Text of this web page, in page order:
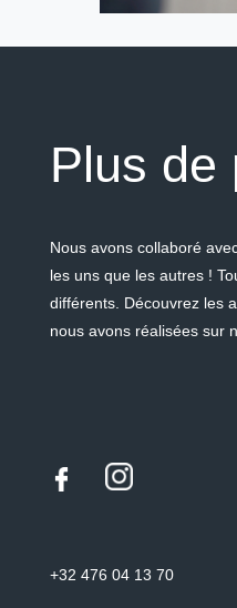
Plus de
Nous avons collaboré
les uns que les autres !
différents. Découvrez les
nous avons réalisées sur
+32 476 04 13 70